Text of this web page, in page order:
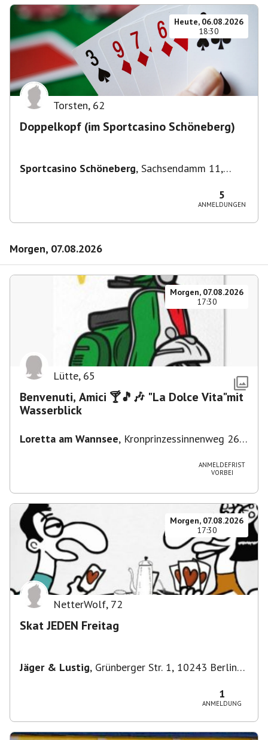
Heute, 06.08.2026
18:30
Torsten, 62
Doppelkopf (im Sportcasino Schöneberg)
Sportcasino Schöneberg, Sachsendamm 11,
5
ANMELDUNGEN
Morgen, 07.08.2026
Morgen, 07.08.2026
17:30
Lütte, 65
Benvenuti, Amici 🍸🎵🎶 "La Dolce Vita"mit
Wasserblick
Loretta am Wannsee, Kronprinzessinnenweg 260,
ANMELDEFRIST
VORBEI
Morgen, 07.08.2026
17:30
NetterWolf, 72
Skat JEDEN Freitag
Jäger & Lustig, Grünberger Str. 1, 10243 Berlin-
1
ANMELDUNG